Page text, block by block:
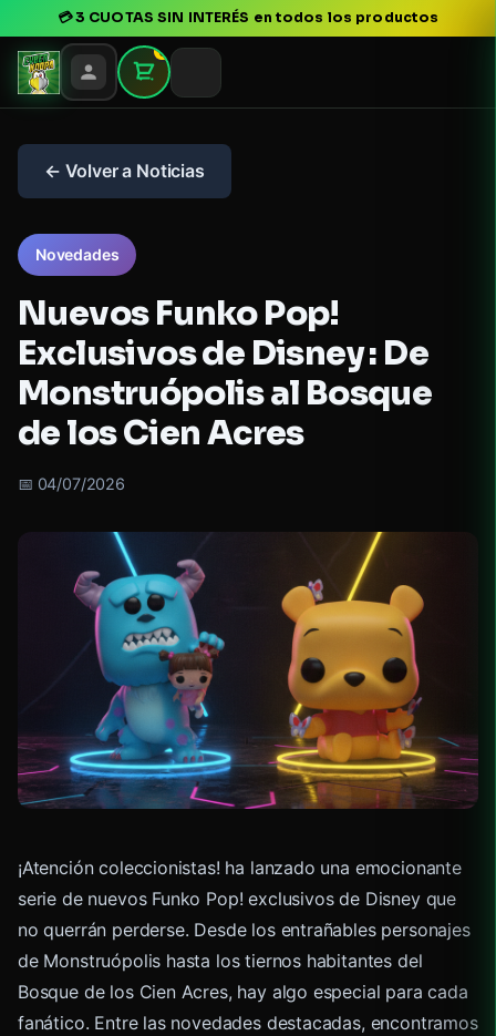
💳3 CUOTAS SIN INTERÉS en todos los productos
0
← Volver a Noticias
Novedades
Nuevos Funko Pop!
Exclusivos de Disney : De
Monstruópolis al Bosque
de los Cien Acres
📅 04/07/2026
¡Atención coleccionistas! ha lanzado una emocionante
serie de nuevos Funko Pop! exclusivos de Disney que
no querrán perderse. Desde los entrañables personajes
de Monstruópolis hasta los tiernos habitantes del
Bosque de los Cien Acres, hay algo especial para cada
fanático. Entre las novedades destacadas, encontramos